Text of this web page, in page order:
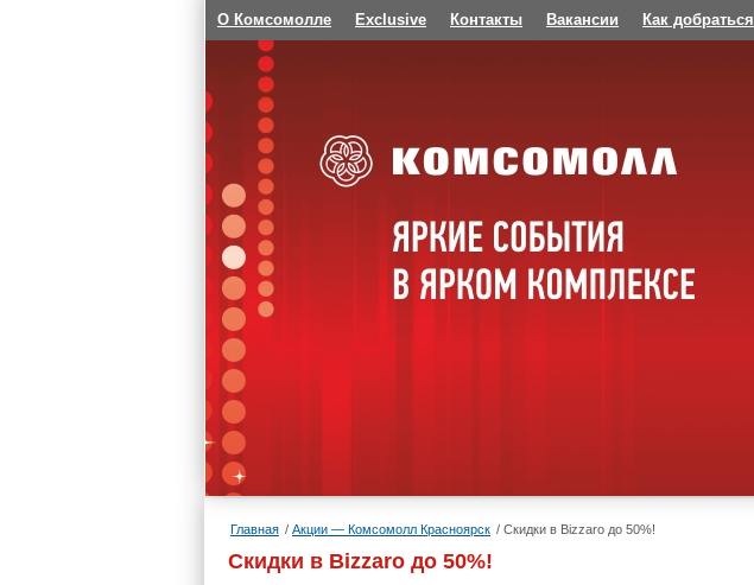
О Комсомолле Exclusive Контакты Вакансии Как добраться
Главная Акции — Комсомолл Красноярск Cкидки в Bizzaro до 50%!
Cкидки в Bizzaro до 50%!